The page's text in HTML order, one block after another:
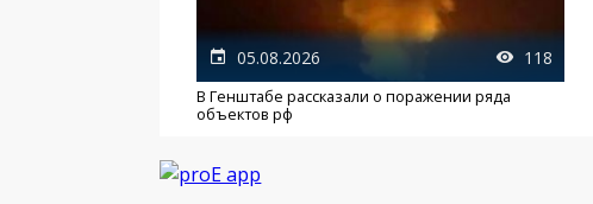
05.08.2026 118
В Генштабе рассказали о поражении ряда
объектов рф